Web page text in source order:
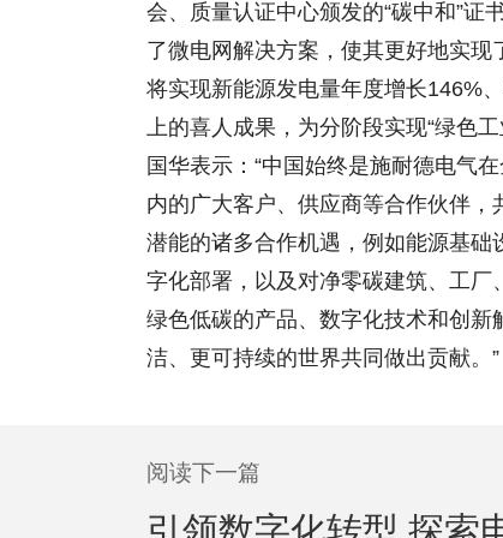
会、质量认证中心颁发的“碳中和”
了微电网解决方案，使其更好地实
将实现新能源发电量年度增长146%
上的喜人成果，为分阶段实现“绿色
国华表示：“中国始终是施耐德电气
内的广大客户、供应商等合作伙伴
潜能的诸多合作机遇，例如能源基
字化部署，以及对净零碳建筑、工
绿色低碳的产品、数字化技术和创
洁、更可持续的世界共同做出贡献。”
阅读下一篇